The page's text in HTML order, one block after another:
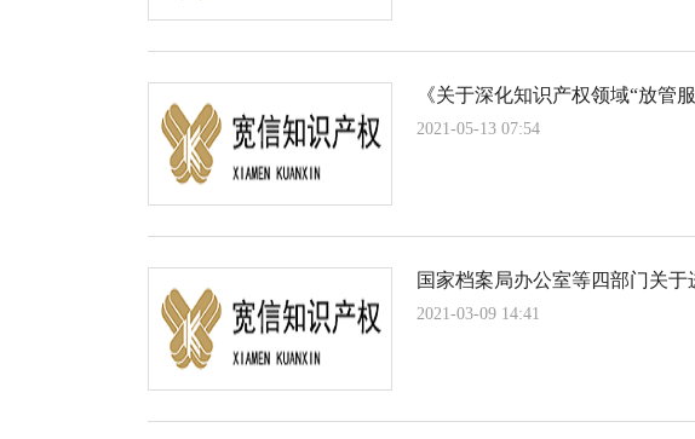
《关于深化知识产权领域“放管
2021-05-13 07:54
国家档案局办公室等四部门关
2021-03-09 14:41